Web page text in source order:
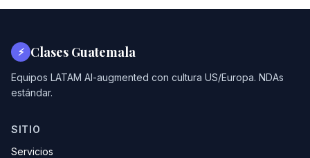
⚡ Clases Guatemala
Equipos LATAM AI-augmented con cultura US/Europa. NDAs
estándar.
SITIO
Servicios